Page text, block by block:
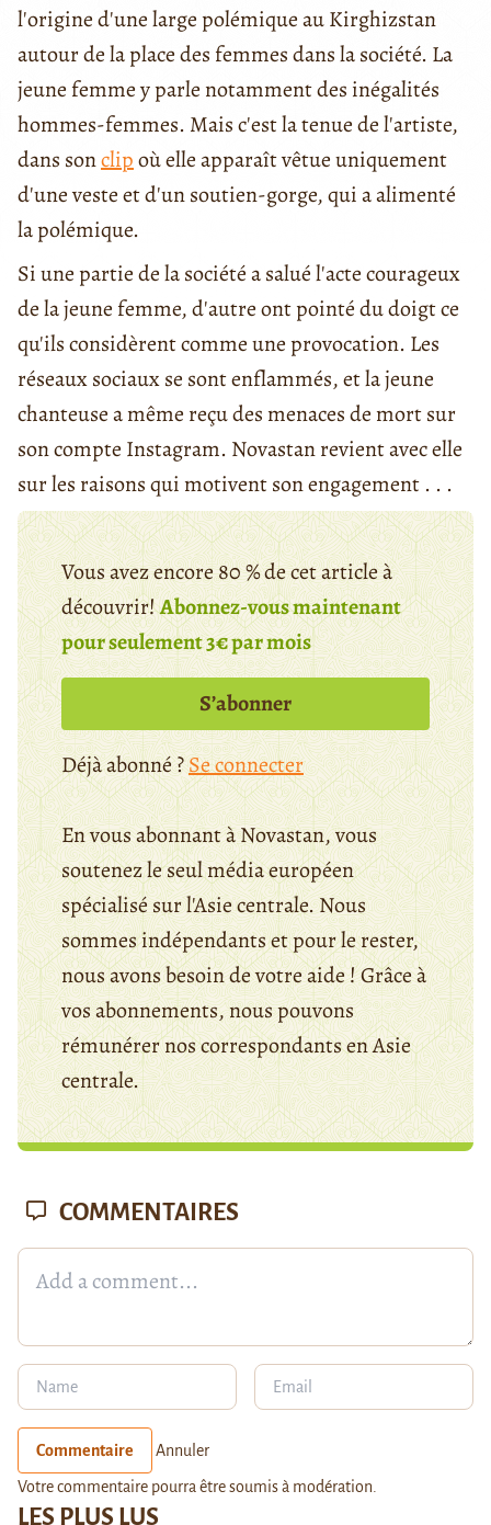
l'origine d'une large polémique au Kirghizstan
autour de la place des femmes dans la société. La
jeune femme y parle notamment des inégalités
hommes-femmes. Mais c'est la tenue de l'artiste,
dans sonclipoù elle apparaît vêtue uniquement
d'une veste et d'un soutien-gorge, qui a alimenté
la polémique.
Si une partie de la société a salué l'acte courageux
de la jeune femme, d'autre ont pointé du doigt ce
qu'ils considèrent comme une provocation. Les
réseaux sociaux se sont enflammés, et la jeune
chanteuse a même reçu des menaces de mort sur
son compte Instagram. Novastan revient avec elle
sur les raisons qui motivent son engagement . . .
Vous avez encore 80 % de cet article à
découvrir!Abonnez-vous maintenant
pour seulement 3€ par mois
S’abonner
Déjà abonné ?Se connecter
En vous abonnant à Novastan, vous
soutenez le seul média européen
spécialisé sur l'Asie centrale. Nous
sommes indépendants et pour le rester,
nous avons besoin de votre aide ! Grâce à
vos abonnements, nous pouvons
rémunérer nos correspondants en Asie
centrale.
LES PLUS LUS
COMMENTAIRES
Commentaire Annuler
Votre commentaire pourra être soumis à modération.